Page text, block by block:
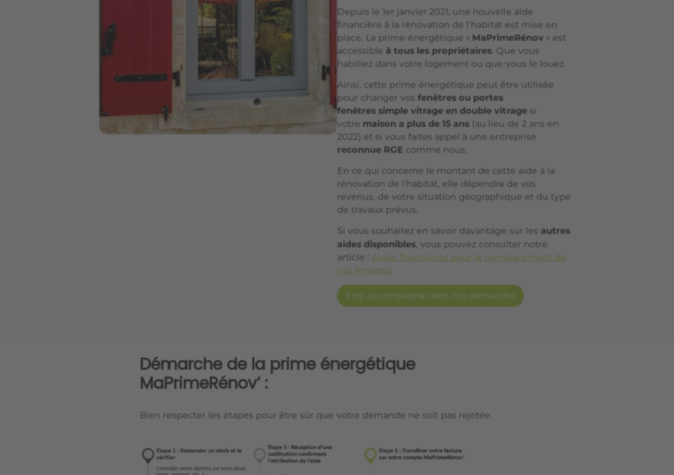
Depuis le 1er janvier 2021, une nouvelle aide
financière à la rénovation de l’habitat est mise en
place. La prime énergétique « MaPrimeRénov » est
accessible à tous les propriétaires. Que vous
habitiez dans votre logement ou que vous le louez.
Ainsi, cette prime énergétique peut être utilisée
pour changer vos fenêtres ou portes
fenêtres simple vitrage en double vitragesi
votre maison a plus de 15 ans (au lieu de 2 ans en
2022) et si vous faites appel à une entreprise
reconnue RGE comme nous.
En ce qui concerne le montant de cette aide à la
rénovation de l’habitat, elle dépendra de vos
revenus, de votre situation géographique et du type
de travaux prévus.
Si vous souhaitez en savoir davantage sur les autres
aides disponibles, vous pouvez consulter notre
article : Aides financières pour le remplacement de
vos fenêtres
Être accompagné dans ma démarche
Démarche de la prime énergétique
MaPrimeRénov’ :
Bien respecter les étapes pour être sûr que votre demande ne soit pas rejetée.